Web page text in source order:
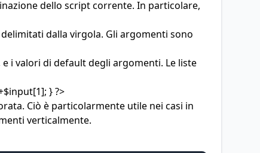
dello script corrente. In particolare,
dalla virgola. Gli argomenti sono
e i valori di default degli argomenti. Le liste
} ?>
Ciò è particolarmente utile nei casi in
verticalmente.